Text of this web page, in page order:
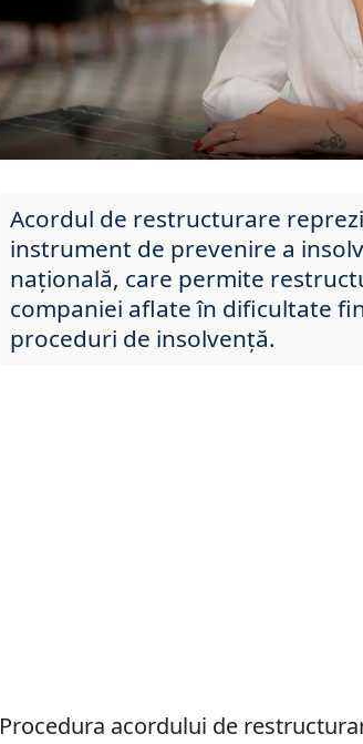
Acordul de restructurare
instrument de prevenire a
națională, care permite
companiei aflate în dificultate
proceduri de insolvență.
Procedura acordului de